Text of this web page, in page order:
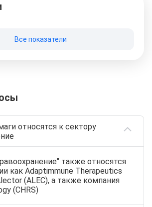
Все показатели
относятся к сектору
также относятся
как Adaptimmune Therapeutics
(ALEC), а также компания
(CHRS)